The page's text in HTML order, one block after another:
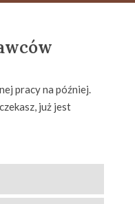
pracy na później.
już jest